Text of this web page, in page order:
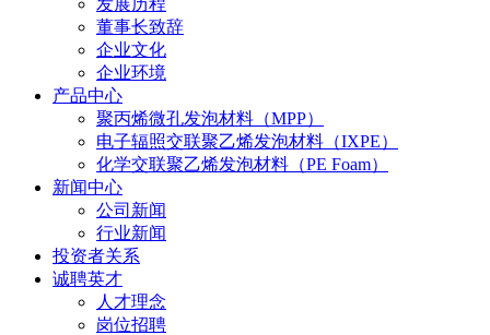
董事长致辞
企业文化
企业环境
产品中心
聚丙烯微孔发泡材料（MPP）
电子辐照交联聚乙烯发泡材料（IXPE）
化学交联聚乙烯发泡材料（PE Foam）
新闻中心
公司新闻
行业新闻
投资者关系
诚聘英才
人才理念
岗位招聘